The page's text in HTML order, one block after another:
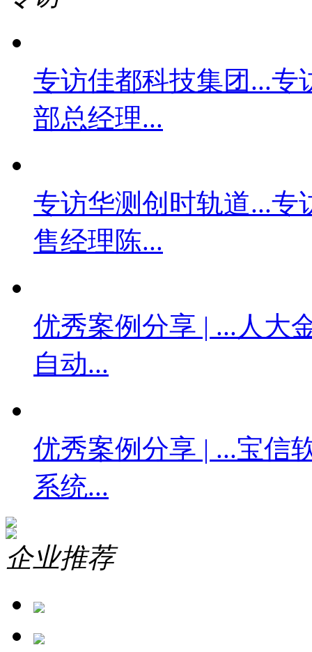
专访佳都科技集团...专
部总经理...
专访华测创时轨道...专
售经理陈...
优秀案例分享 | ... 人大
自动...
优秀案例分享 | ...宝信
系统...
企业推荐